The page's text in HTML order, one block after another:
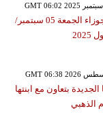
حظك اليوم برج الجوزاء الجمعة 05 سبتمبر/
بتعاون مع ابنتها
الذهبي